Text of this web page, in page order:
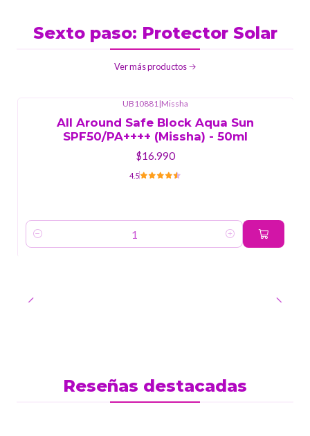
Sexto paso: Protector Solar
Ver más productos
UB10881 |Missha
All Around Safe Block Aqua Sun
SPF50/PA++++ (Missha) - 50ml
$16.990
4.5
Cantidad
Reseñas destacadas